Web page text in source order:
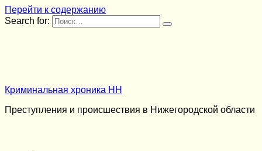
Перейти к содержанию
Search for:
Криминальная хроника НН
Преступления и происшествия в Нижегородской области